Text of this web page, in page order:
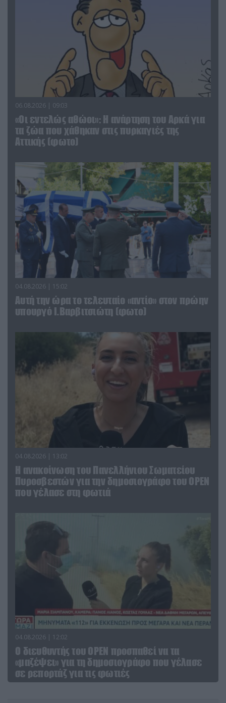
06.08.2026 | 09:03
«Οι εντελώς αθώοι»: Η ανάρτηση του Αρκά για
τα ζώα που χάθηκαν στις πυρκαγιές της
Αττικής (φωτο)
04.08.2026 | 15:02
Αυτή την ώρα το τελευταίο «αντίο» στον πρώην
υπουργό Ι.Βαρβιτσιώτη (φωτο)
04.08.2026 | 13:02
Η ανακοίνωση του Πανελλήνιου Σωματείου
Πυροσβεστών για την δημοσιογράφο του OPEN
που γέλασε στη φωτιά
04.08.2026 | 12:02
O διευθυντής του OPEN προσπαθεί να τα
«μαζέψει» για τη δημοσιογράφο που γέλασε
σε ρεπορτάζ για τις φωτιές